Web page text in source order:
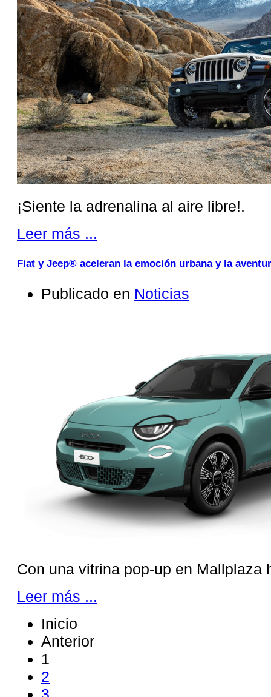
¡Siente la adrenalina al aire libre!.
Leer más ...
Fiat y Jeep® aceleran la emoción urbana y la
Publicado en Noticias
Con una vitrina pop-up en Mallplaza
Leer más ...
Inicio
Anterior
1
2